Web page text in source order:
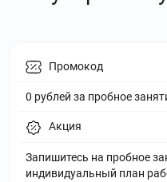
Промокод
0 рублей за пробное
Акция
Запишитесь на пробное
индивидуальный план